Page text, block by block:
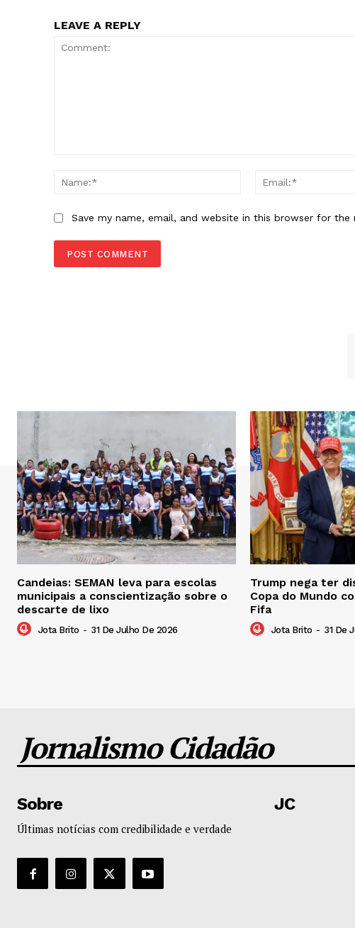
LEAVE A REPLY
Name:*
Save my name, email, and website in this browser for
Candeias: SEMAN leva para escolas
municipais a conscientização sobre o
descarte de lixo
Jota Brito - 31 De Julho De 2026
Trump nega ter
Copa do Mundo
Fifa
Jota Brito - 31 De
Jornalismo Cidadão
Sobre
Últimas notícias com credibilidade e verdade
JC